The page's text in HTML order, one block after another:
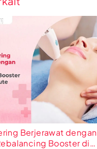
Berjerawat dengan
Booster di